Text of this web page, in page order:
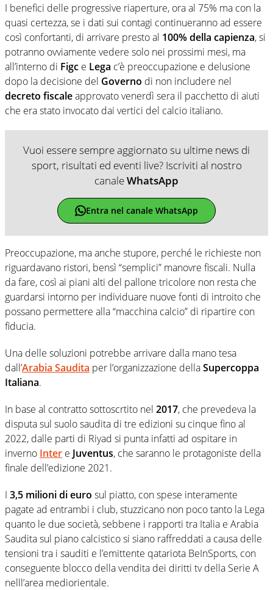
I benefici delle progressive riaperture, ora al 75% ma con la
quasi certezza, se i dati sui contagi continueranno ad essere
così confortanti, di arrivare presto al 100% della capienza, si
potranno ovviamente vedere solo nei prossimi mesi, ma
all’interno di Figc e Lega c’è preoccupazione e delusione
dopo la decisione del Governo di non includere nel
decreto fiscaleapprovato venerdì sera il pacchetto di aiuti
che era stato invocato dai vertici del calcio italiano.
Vuoi essere sempre aggiornato su ultime news di
sport, risultati ed eventi live? Iscriviti al nostro
canaleWhatsApp
Entra nel canale WhatsApp
Preoccupazione, ma anche stupore, perché le richieste non
riguardavano ristori, bensì “semplici” manovre fiscali. Nulla
da fare, così ai piani alti del pallone tricolore non resta che
guardarsi intorno per individuare nuove fonti di introito che
possano permettere alla “macchina calcio” di ripartire con
fiducia.
Una delle soluzioni potrebbe arrivare dalla mano tesa
dall’Arabia Saudita per l’organizzazione dellaSupercoppa
Italiana.
In base al contratto sottoscrtito nel 2017, che prevedeva la
disputa sul suolo saudita di tre edizioni su cinque fino al
2022, dalle parti di Riyad si punta infatti ad ospitare in
inverno Inter e Juventus, che saranno le protagoniste della
finale dell’edizione 2021.
I 3,5 milioni di euro sul piatto, con spese interamente
pagate ad entrambi i club, stuzzicano non poco tanto la Lega
quanto le due società, sebbene i rapporti tra Italia e Arabia
Saudita sul piano calcistico si siano raffreddati a causa delle
tensioni tra i sauditi e l’emittente qatariota BeInSports, con
conseguente blocco della vendita dei diritti tv della Serie A
nelll’area mediorientale.